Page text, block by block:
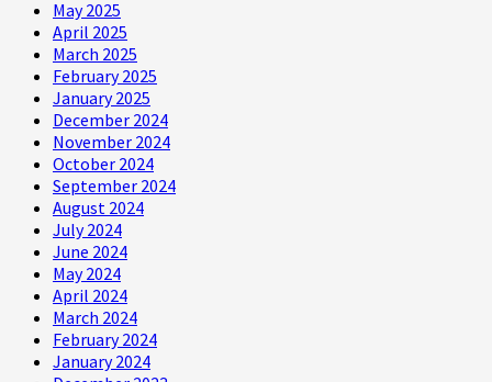
May 2025
April 2025
March 2025
February 2025
January 2025
December 2024
November 2024
October 2024
September 2024
August 2024
July 2024
June 2024
May 2024
April 2024
March 2024
February 2024
January 2024